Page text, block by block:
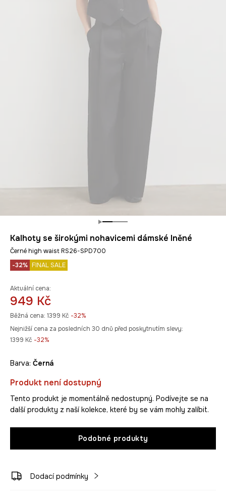
Kalhoty se širokými nohavicemi dámské lněné
Černé high waist RS26-SPD700
-32% FINAL SALE
Aktuální cena:
949 Kč
Běžná cena: 1399 Kč -32%
Nejnižší cena za posledních 30 dnů před poskytnutím slevy:
1399 Kč -32%
Barva: černá
Produkt není dostupný
Tento produkt je momentálně nedostupný. Podívejte se na
další produkty z naší kolekce, které by se vám mohly zalíbit.
Podobné produkty
Dodací podmínky